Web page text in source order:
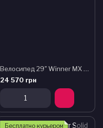
Велосипед 29" Winner MX 2026 M Black
24 570 грн
Бесплатно курьером